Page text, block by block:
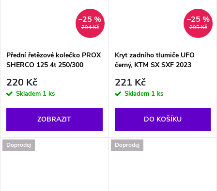
294 Kč
–25 %
Přední řetězové kolečko PROX
SHERCO 125 4t 250/300
220 Kč
Skladem 1 ks
ZOBRAZIT
295 Kč
–25 %
Kryt zadního tlumiče UFO
černý, KTM SX SXF 2023
221 Kč
Skladem 1 ks
DO KOŠÍKU
Doprodej Doprodej